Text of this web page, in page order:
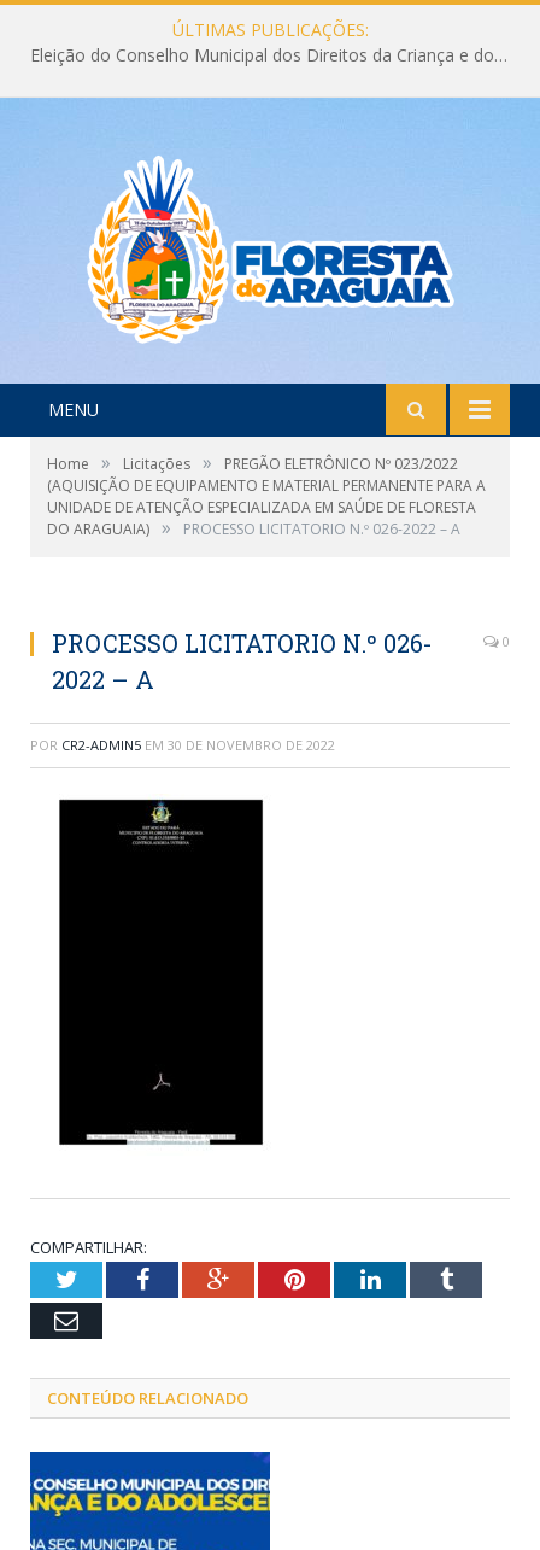
ÚLTIMAS PUBLICAÇÕES:
Eleição do Conselho Municipal dos Direitos da Criança e do Adolescente CMDCA 2026
MENU
Home » Licitações »
PREGÃO ELETRÔNICO Nº 023/2022
(AQUISIÇÃO DE EQUIPAMENTO E MATERIAL PERMANENTE PARA A
UNIDADE DE ATENÇÃO ESPECIALIZADA EM SAÚDE DE FLORESTA
DO ARAGUAIA) » PROCESSO LICITATORIO N.º 026-2022 – A
PROCESSO LICITATORIO N.º 026-
2022 – A
0
POR CR2-ADMIN5 EM 30 DE NOVEMBRO DE 2022
COMPARTILHAR:
TwitterFacebookGoogle+PinterestLinkedInTumblr
Email
CONTEÚDO RELACIONADO